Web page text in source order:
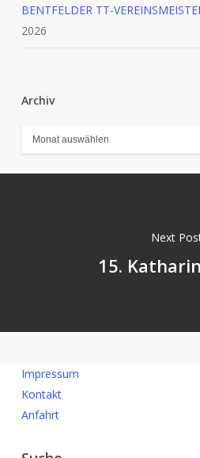
BENTFELDER TT-
2026
Archiv
Archiv
Next
15.
Impressum
Kontakt
Anfahrt